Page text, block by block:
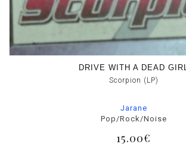
DRIVE WITH A DEAD GIRL
Scorpion (LP)
Jarane
Pop/Rock/Noise
15.00€